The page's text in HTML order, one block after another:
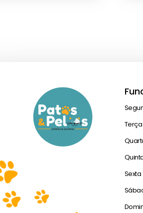
Terça
Sexta